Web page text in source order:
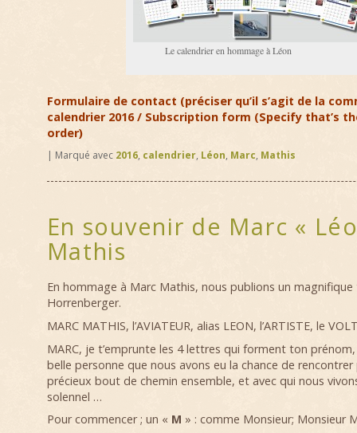
Le calendrier en hommage à Léon
Formulaire de contact (préciser qu’il s’agit de la
calendrier 2016 / Subscription form (Specify that’s
order)
| Marqué avec 2016, calendrier, Léon, Marc, Mathis
En souvenir de Marc «
Mathis
En hommage à Marc Mathis, nous publions un
Horrenberger.
MARC MATHIS, l’AVIATEUR, alias LEON, l’ARTISTE, le
MARC, je t’emprunte les 4 lettres qui forment ton prénom,
belle personne que nous avons eu la chance de
précieux bout de chemin ensemble, et avec qui nous
solennel …
Pour commencer ; un « M » : comme Monsieur; Monsieur